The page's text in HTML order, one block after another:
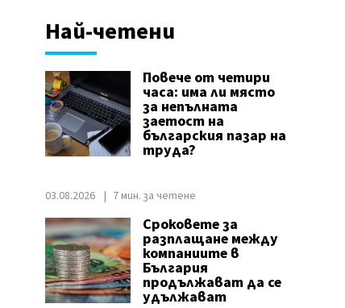
Най-четени
Повече от четири
часа: има ли място
за непълната
заетост на
българския пазар на
труда?
03.08.2026 7 мин. за четене
Сроковете за
разплащане между
компаниите в
България
продължават да се
удължават